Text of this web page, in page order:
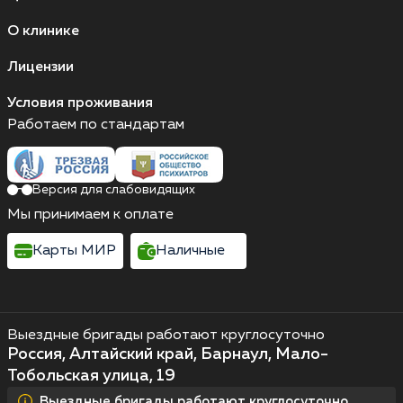
О клинике
Лицензии
Условия проживания
Выездные бригады работают круглосуточно
Россия, Алтайский край, Барнаул, Мало-
Тобольская улица, 19
Работаем по стандартам
Версия для слабовидящих
Мы принимаем к оплате
Карты МИР Наличные